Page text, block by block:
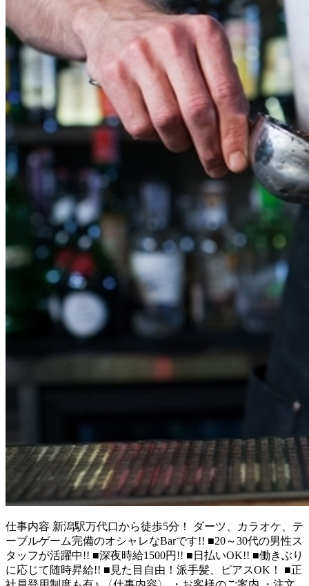
仕事内容 新潟駅万代口から徒歩5分！ ダーツ、カラオケ、テ
ーブルゲーム完備のオシャレなBarです!! ■20～30代の男性ス
タッフが活躍中!! ■深夜時給1500円!! ■日払いOK!! ■働きぶり
に応じて随時昇給!! ■見た目自由！派手髪、ピアスOK！ ■正